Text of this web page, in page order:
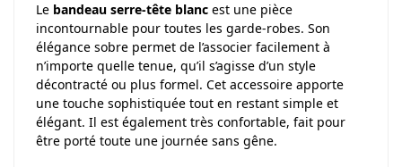
Le bandeau serre-tête blanc est une pièce
incontournable pour toutes les garde-robes. Son
élégance sobre permet de l’associer facilement à
n’importe quelle tenue, qu’il s’agisse d’un style
décontracté ou plus formel. Cet accessoire apporte
une touche sophistiquée tout en restant simple et
élégant. Il est également très confortable, fait pour
être porté toute une journée sans gêne.